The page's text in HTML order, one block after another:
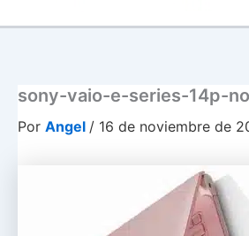
sony-vaio-e-series-14p-
Por Angel / 16 de noviembre de